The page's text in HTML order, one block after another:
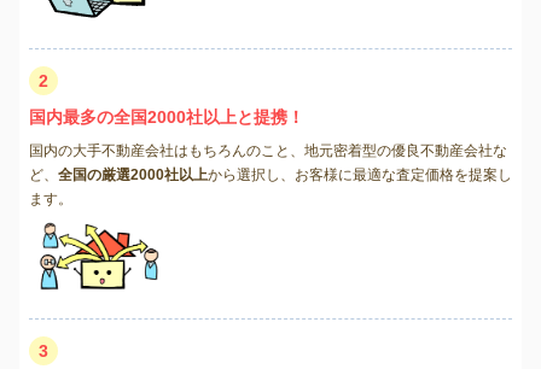
2
国内最多の全国2000社以上と提携！
国内の大手不動産会社はもちろんのこと、地元密着型の優良不動産会社な
ど、 全国の厳選2000社以上から選択し、お客様に最適な査定価格を提案し
ます。
3